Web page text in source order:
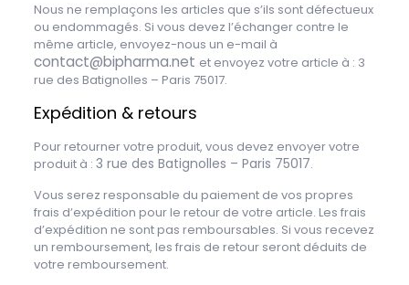
Nous ne remplaçons les articles que s’ils sont défectueux
ou endommagés. Si vous devez l’échanger contre le
même article, envoyez-nous un e-mail à
contact@bipharma.net et envoyez votre article à : 3
rue des Batignolles – Paris 75017.
Expédition & retours
Pour retourner votre produit, vous devez envoyer votre
produit à : 3 rue des Batignolles – Paris 75017.
Vous serez responsable du paiement de vos propres
frais d’expédition pour le retour de votre article. Les frais
d’expédition ne sont pas remboursables. Si vous recevez
un remboursement, les frais de retour seront déduits de
votre remboursement.